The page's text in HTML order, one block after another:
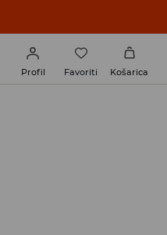
Profil Favoriti Košarica